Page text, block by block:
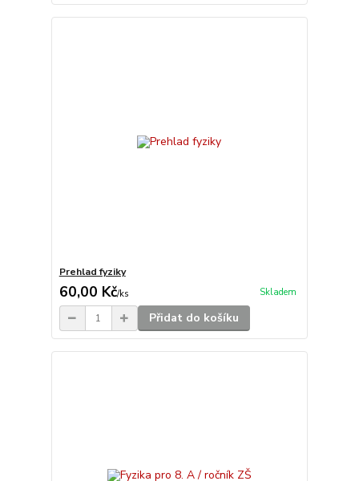
Prehlad fyziky
60,00 Kč/ks Skladem
Přidat do košíku